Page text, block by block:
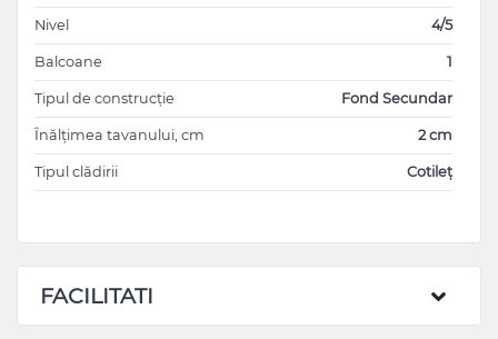
Nivel 4/5
Balcoane 1
Tipul de construcție Fond Secundar
Înălțimea tavanului, cm 2 cm
Tipul clădirii Cotileț
FACILITATI